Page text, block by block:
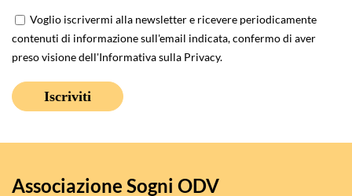
Voglio iscrivermi alla newsletter e ricevere periodicamente
contenuti di informazione sull'email indicata, confermo di aver
preso visione dell'Informativa sulla Privacy.
Associazione Sogni ODV